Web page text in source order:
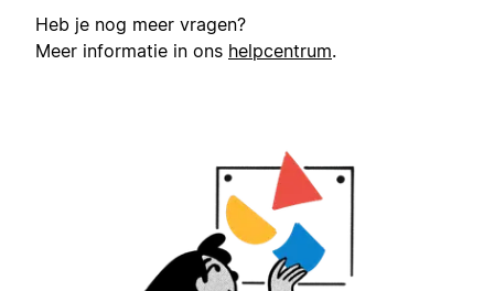
Heb je nog meer vragen?
Meer informatie in ons helpcentrum.